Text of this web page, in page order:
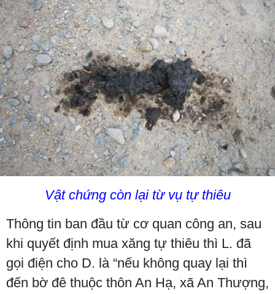
Vật chứng còn lại từ vụ tự thiêu
Thông tin ban đầu từ cơ quan công an, sau
khi quyết định mua xăng tự thiêu thì L. đã
gọi điện cho D. là “nếu không quay lại thì
đến bờ đê thuộc thôn An Hạ, xã An Thượng,